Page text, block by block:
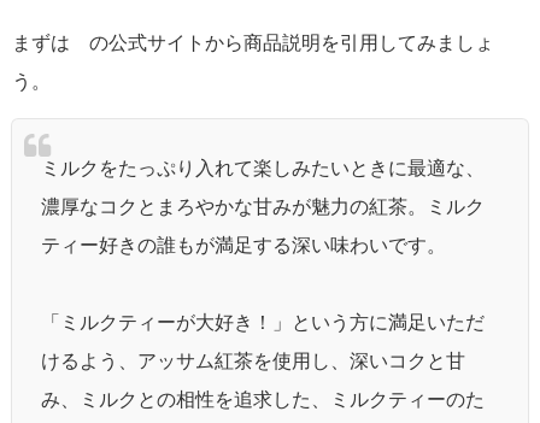
まずは の公式サイトから商品説明を引用してみましょ
う。
ミルクをたっぷり入れて楽しみたいときに最適な、
濃厚なコクとまろやかな甘みが魅力の紅茶。ミルク
ティー好きの誰もが満足する深い味わいです。
「ミルクティーが大好き！」という方に満足いただ
けるよう、アッサム紅茶を使用し、深いコクと甘
み、ミルクとの相性を追求した、ミルクティーのた